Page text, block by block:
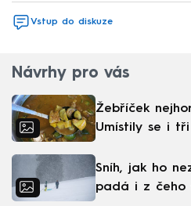
Vstup do diskuze
Návrhy pro vás
Žebříček
Umístily se i tři
Sníh, jak ho
padá i z čeho